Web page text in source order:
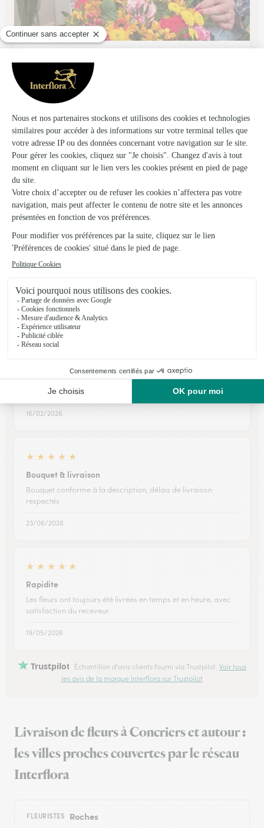
Maison Dousset
Dhuizon
★★
13, rue de Romorantin
Voir la boutique
Ils ont fait livrer des fleurs ou une plante à
Concriers
★ ★
La qualité des fleurs et de leur conservation.
18/02/2026
Très belle expérience merci interfrora.
Très belle expérience merci interfrora.
16/02/2026
★ ★ ★ ★ ★
Bouquet & livraison
Bouquet conforme à la description, délais de livraison
respectés
23/06/2026
★ ★ ★ ★ ★
Rapidite
Les fleurs ont toujours été livrées en temps et en heure, avec
satisfaction du receveur
19/05/2026
Trustpilot Échantillon d'avis clients fourni via Trustpilot. Voir tous
les avis de la marque Interflora sur Trustpilot
Livraison de fleurs à Concriers et autour :
les villes proches couvertes par le réseau
Interflora
FLEURISTES Roches